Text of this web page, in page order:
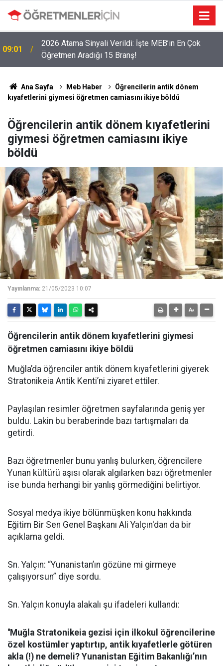
09:01
2026 Atama Sinyali Verildi: İşte MEB’in En Çok
Öğretmen Aradığı 15 Branş!
Ana Sayfa Meb Haber
Öğrencilerin antik dönem
kıyafetlerini giymesi öğretmen camiasını ikiye böldü
Öğrencilerin antik dönem kıyafetlerini
giymesi öğretmen camiasını ikiye
böldü
Yayınlanma: 21/05/2023 10:07
Öğrencilerin antik dönem kıyafetlerini giymesi
öğretmen camiasını ikiye böldü
Muğla’da öğrenciler antik dönem kıyafetlerini giyerek
Stratonikeia Antik Kenti’ni ziyaret ettiler.
Paylaşılan resimler öğretmen sayfalarında geniş yer
buldu. Lakin bu beraberinde bazı tartışmaları da
getirdi.
Bazı öğretmenler bunu yanlış bulurken, öğrencilere
Yunan kültürü aşısı olarak algılarken bazı öğretmenler
ise bunda herhangi bir yanlış görmediğini belirtiyor.
Sosyal medya ikiye bölünmüşken konu hakkında
Eğitim Bir Sen Genel Başkanı Ali Yalçın'dan da bir
açıklama geldi.
Sn. Yalçın: “Yunanistan’ın gözüne mi girmeye
çalışıyorsun” diye sordu.
Sn. Yalçın konuyla alakalı şu ifadeleri kullandı:
''Muğla Stratonikeia gezisi için ilkokul öğrencilerine
özel kostümler yaptırtıp, antik kıyafetlerle götüren
akla (!) ne demeli? Yunanistan Eğitim Bakanlığı’nın